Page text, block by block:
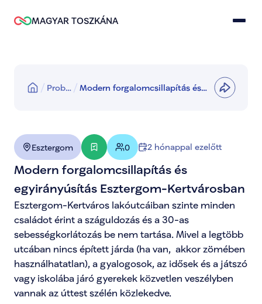
MAGYAR TOSZKÁNA
Prob…
Modern forgalomcsillapítás és
Esztergom 0 2 hónappal ezelőtt
Modern forgalomcsillapítás és
egyirányúsítás Esztergom-Kertvárosban
Esztergom-Kertváros lakóutcáiban szinte minden
családot érint a száguldozás és a 30-as
sebességkorlátozás be nem tartása. Mivel a legtöbb
utcában nincs épített járda (ha van,  akkor zömében
használhatatlan), a gyalogosok, az idősek és a játszó
vagy iskolába járó gyerekek közvetlen veszélyben
vannak az úttest szélén közlekedve.